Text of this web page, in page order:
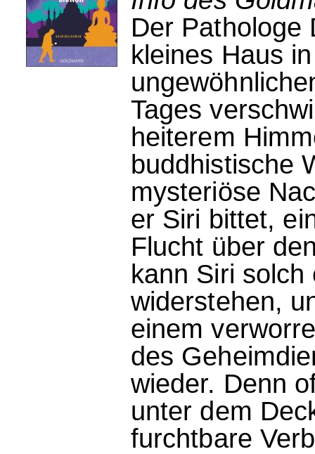
Der Pathologe
kleines Haus
Tages
heiterem
buddhistische
mysteriöse
er Siri bittet,
Flucht über
kann Siri
widerstehen,
einem
des
wieder. Denn
unter dem
furchtbare